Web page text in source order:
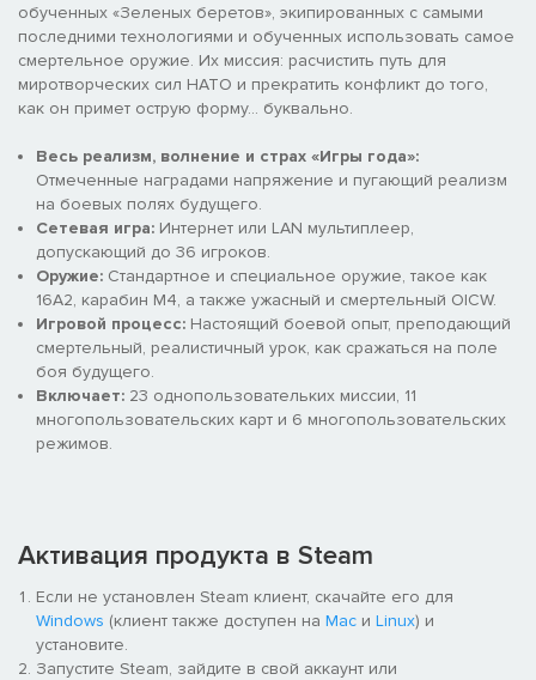
обученных «Зеленых беретов», экипированных с самыми
последними технологиями и обученных использовать самое
смертельное оружие. Их миссия: расчистить путь для
миротворческих сил НАТО и прекратить конфликт до того,
как он примет острую форму... буквально.
Весь реализм, волнение и страх «Игры года»:
Отмеченные наградами напряжение и пугающий реализм
на боевых полях будущего.
Сетевая игра: Интернет или LAN мультиплеер,
допускающий до 36 игроков.
Оружие: Стандартное и специальное оружие, такое как
16A2, карабин M4, а также ужасный и смертельный OICW.
Игровой процесс: Настоящий боевой опыт, преподающий
смертельный, реалистичный урок, как сражаться на поле
боя будущего.
Включает: 23 однопользовательких миссии, 11
многопользовательских карт и 6 многопользовательских
режимов.
Активация продукта в Steam
Если не установлен Steam клиент, скачайте его для
Windows (клиент также доступен на Mac и Linux) и
установите.
Запустите Steam, зайдите в свой аккаунт или